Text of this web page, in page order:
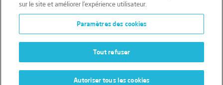
Données personnelles
Données personnelles – Volontaires
Cookies
sur le site et améliorer l’expérience utilisateur.
Paramètres des cookies
Tout refuser
Autoriser tous les cookies